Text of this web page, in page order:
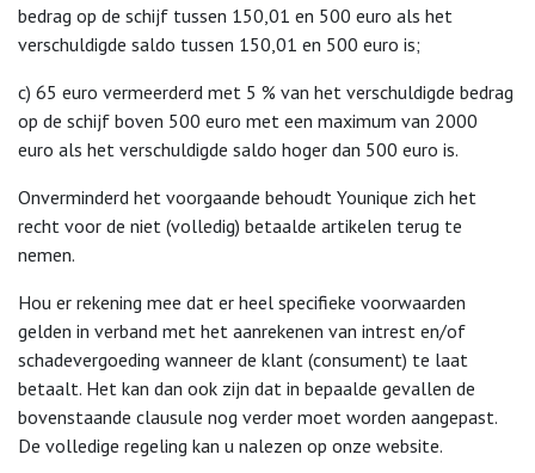
bedrag op de schijf tussen 150,01 en 500 euro als het
verschuldigde saldo tussen 150,01 en 500 euro is;
c) 65 euro vermeerderd met 5 % van het verschuldigde bedrag
op de schijf boven 500 euro met een maximum van 2000
euro als het verschuldigde saldo hoger dan 500 euro is.
Onverminderd het voorgaande behoudt Younique zich het
recht voor de niet (volledig) betaalde artikelen terug te
nemen.
Hou er rekening mee dat er heel specifieke voorwaarden
gelden in verband met het aanrekenen van intrest en/of
schadevergoeding wanneer de klant (consument) te laat
betaalt. Het kan dan ook zijn dat in bepaalde gevallen de
bovenstaande clausule nog verder moet worden aangepast.
De volledige regeling kan u nalezen op onze website.